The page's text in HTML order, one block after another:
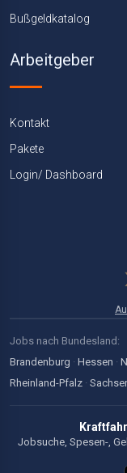
Bußgeldkatalog
Arbeitgeber
Kontakt
Pakete
Login/ Dashboard
Jobs nach Bundesland:
Brandenburg · Hessen ·
Rheinland-Pfalz ·
Jobsuche, Spesen-,